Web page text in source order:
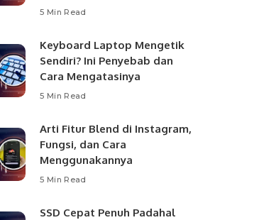
5 Min Read
Keyboard Laptop Mengetik
Sendiri? Ini Penyebab dan
Cara Mengatasinya
5 Min Read
Arti Fitur Blend di Instagram,
Fungsi, dan Cara
Menggunakannya
5 Min Read
SSD Cepat Penuh Padahal